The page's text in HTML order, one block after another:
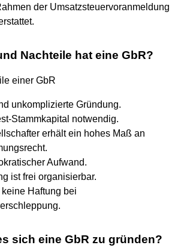
der Umsatzsteuervoranmeldung
Nachteile hat eine GbR?
einer GbR
unkomplizierte Gründung.
Stammkapital notwendig.
erhält ein hohes Maß an
Aufwand.
ist frei organisierbar.
keine Haftung bei
sich eine GbR zu gründen?